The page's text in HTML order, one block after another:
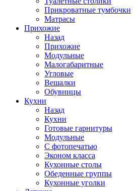
Прикроватные тумбочки
Матрасы
Прихожие
Назад
Прихожие
Модульные
Малогабаритные
Угловые
Вешалки
Обувницы
Кухни
Назад
Кухни
Готовые гарнитуры
Модульные
С фотопечатью
Эконом класса
Кухонные столы
Обеденные группы
Кухонные уголки